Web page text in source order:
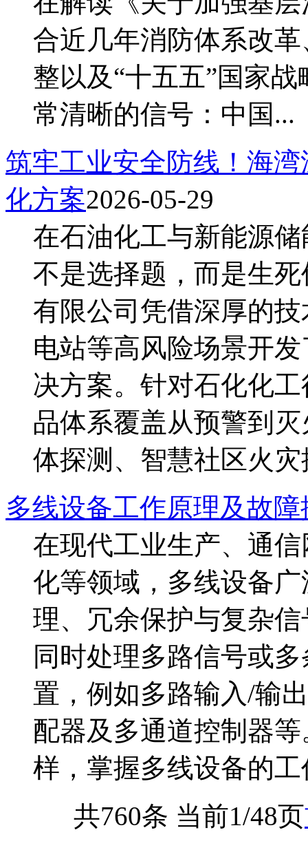
合近几年消防体系改
整以及“十五五”国家
常清晰的信号：中国...
筑牢工业安全防线！海
化方案2026-05-29
在石油化工与新能源
不是选择题，而是生
有限公司凭借深厚的
电站等高风险场景开
决方案。针对石化化
品体系覆盖从预警到
体探测、智慧社区火灾
多线设备工作原理及故
在现代工业生产、通
化等领域，多线设备
理、冗余保护与复杂
同时处理多路信号或
置，例如多路输入/输
配器及多通道控制器
样，掌握多线设备的
共760条 当前1/48页